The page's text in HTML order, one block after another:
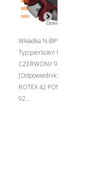
Wkładka N-BIPEX Rozmiar:42
Typ:pierścień kształtowy
CZERWONY 92 ShoreA
[Odpowiednik:Wkładka typu
ROTEX 42 POMARAŃCZOWA
92...